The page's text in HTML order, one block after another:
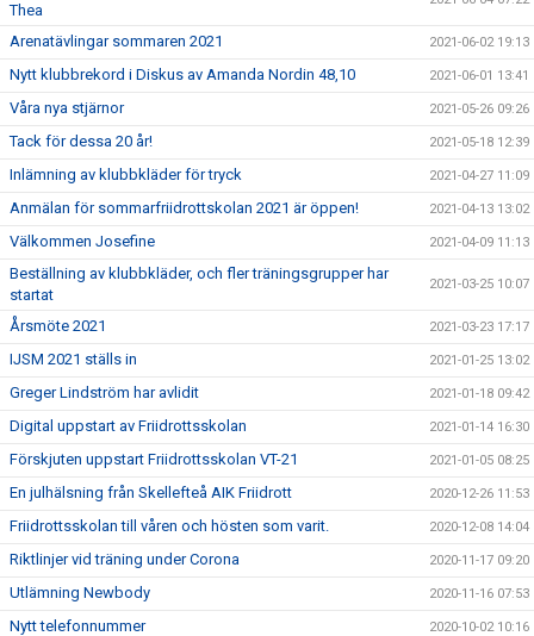
Thea
Arenatävlingar sommaren 2021 2021-06-02 19:13
Nytt klubbrekord i Diskus av Amanda Nordin 48,10 2021-06-01 13:41
Våra nya stjärnor 2021-05-26 09:26
Tack för dessa 20 år! 2021-05-18 12:39
Inlämning av klubbkläder för tryck 2021-04-27 11:09
Anmälan för sommarfriidrottskolan 2021 är öppen! 2021-04-13 13:02
Välkommen Josefine 2021-04-09 11:13
Beställning av klubbkläder, och fler träningsgrupper har
startat
2021-03-25 10:07
Årsmöte 2021 2021-03-23 17:17
IJSM 2021 ställs in 2021-01-25 13:02
Greger Lindström har avlidit 2021-01-18 09:42
Digital uppstart av Friidrottsskolan 2021-01-14 16:30
Förskjuten uppstart Friidrottsskolan VT-21 2021-01-05 08:25
En julhälsning från Skellefteå AIK Friidrott 2020-12-26 11:53
Friidrottsskolan till våren och hösten som varit. 2020-12-08 14:04
Riktlinjer vid träning under Corona 2020-11-17 09:20
Utlämning Newbody 2020-11-16 07:53
Nytt telefonnummer 2020-10-02 10:16